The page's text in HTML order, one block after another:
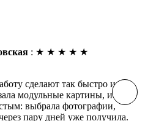
: ★ ★ ★ ★ ★
сделают так быстро и
модульные картины, и
выбрала фотографии,
пару дней уже получила.